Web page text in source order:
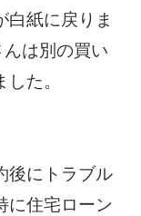
白紙に戻りま
は別の買い
た。
後にトラブル
に住宅ローン